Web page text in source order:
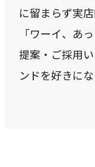
に留まらず実
「ワーイ、あ
提案・ご採用
ンドを好きに